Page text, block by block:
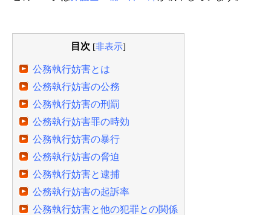
目次 [非表示]
公務執行妨害とは
公務執行妨害の公務
公務執行妨害の刑罰
公務執行妨害罪の時効
公務執行妨害の暴行
公務執行妨害の脅迫
公務執行妨害と逮捕
公務執行妨害の起訴率
公務執行妨害と他の犯罪との関係